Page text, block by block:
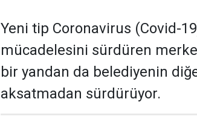
Yeni tip Coronavirus (Covid-
mücadelesini sürdüren
bir yandan da belediyenin
aksatmadan sürdürüyor.